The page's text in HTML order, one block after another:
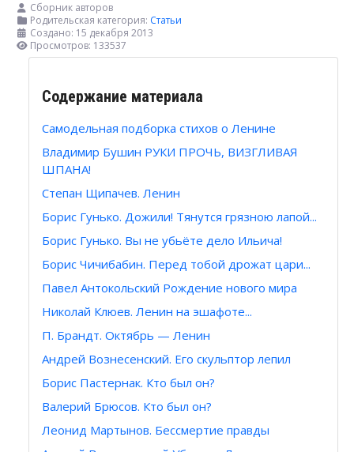
Сборник авторов
Родительская категория: Статьи
Создано: 15 декабря 2013
Просмотров: 133537
Содержание материала
Самодельная подборка стихов о Ленине
Владимир Бушин РУКИ ПРОЧЬ, ВИЗГЛИВАЯ
ШПАНА!
Степан Щипачев. Ленин
Борис Гунько. Дожили! Тянутся грязною лапой...
Борис Гунько. Вы не убьёте дело Ильича!
Борис Чичибабин. Перед тобой дрожат цари...
Павел Антокольский Рождение нового мира
Николай Клюев. Ленин на эшафоте...
П. Брандт. Октябрь — Ленин
Андрей Вознесенский. Его скульптор лепил
Борис Пастернак. Кто был он?
Валерий Брюсов. Кто был он?
Леонид Мартынов. Бессмертие правды